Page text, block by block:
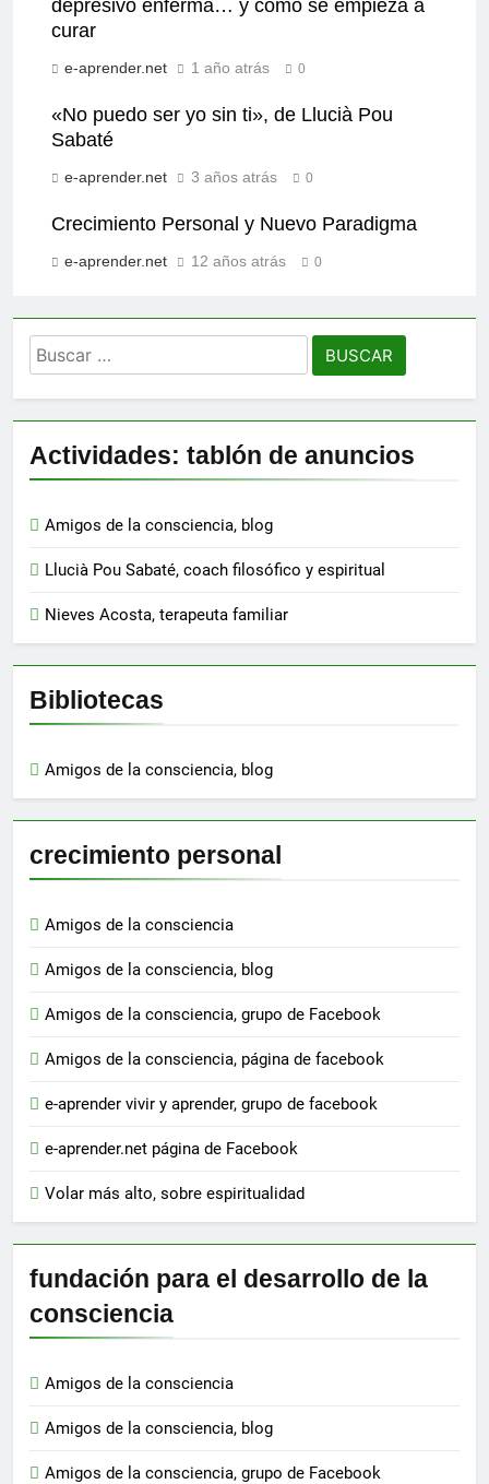
depresivo enferma… y cómo se empieza a
curar
e-aprender.net 1 año atrás 0
«No puedo ser yo sin ti», de Llucià Pou
Sabaté
e-aprender.net 3 años atrás 0
Crecimiento Personal y Nuevo Paradigma
e-aprender.net 12 años atrás 0
Buscar:
Actividades: tablón de anuncios
Amigos de la consciencia, blog
Llucià Pou Sabaté, coach filosófico y espiritual
Nieves Acosta, terapeuta familiar
Bibliotecas
Amigos de la consciencia, blog
crecimiento personal
Amigos de la consciencia
Amigos de la consciencia, blog
Amigos de la consciencia, grupo de Facebook
Amigos de la consciencia, página de facebook
e-aprender vivir y aprender, grupo de facebook
e-aprender.net página de Facebook
Volar más alto, sobre espiritualidad
fundación para el desarrollo de la
consciencia
Amigos de la consciencia
Amigos de la consciencia, blog
Amigos de la consciencia, grupo de Facebook